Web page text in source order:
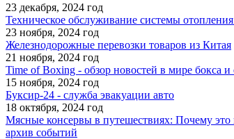
23 декабря, 2024 год
Техническое обслуживание системы
23 ноября, 2024 год
Железнодорожные перевозки товаров из Китая
21 ноября, 2024 год
Time of Boxing - обзор новостей в мире бокса
15 ноября, 2024 год
Буксир-24 - служба эвакуации авто
18 октября, 2024 год
Мясные консервы в путешествиях: Почему это
архив событий